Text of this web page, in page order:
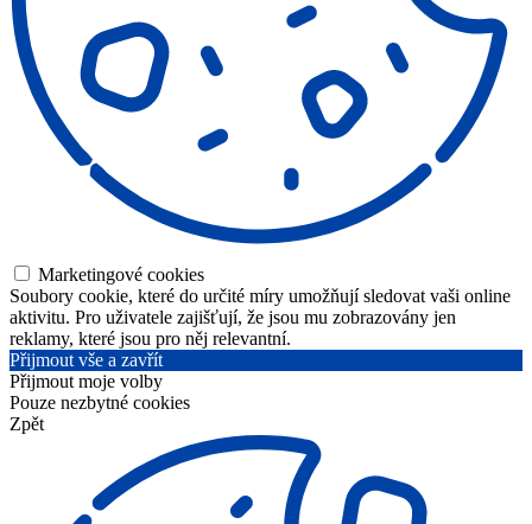
Marketingové cookies
Soubory cookie, které do určité míry umožňují sledovat vaši online
aktivitu. Pro uživatele zajišťují, že jsou mu zobrazovány jen
reklamy, které jsou pro něj relevantní.
Přijmout vše a zavřít
Přijmout moje volby
Pouze nezbytné cookies
Zpět